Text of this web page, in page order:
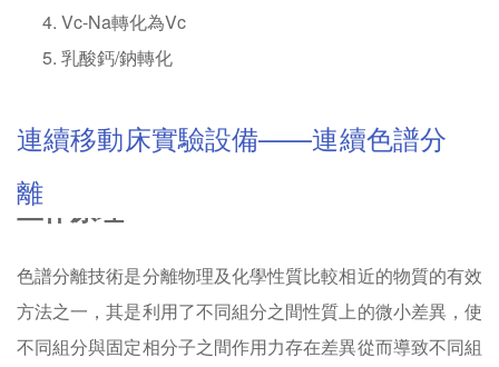
Vc-Na轉化為Vc
乳酸鈣/鈉轉化
連續移動床實驗設備——連續色譜分
離
工作原理
色譜分離技術是分離物理及化學性質比較相近的物質的有效
方法之一，其是利用了不同組分之間性質上的微小差異，使
不同組分與固定相分子之間作用力存在差異從而導致不同組